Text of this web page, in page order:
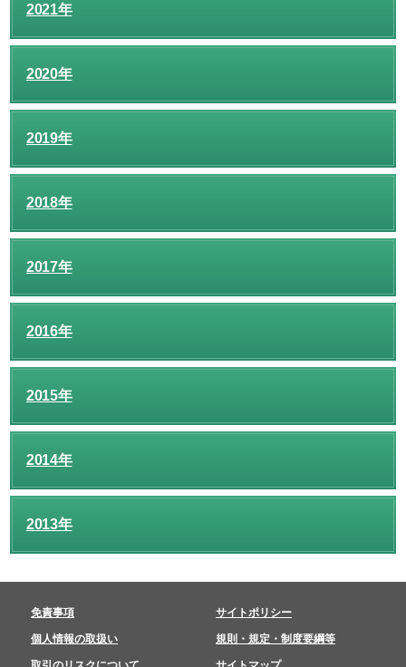
2021年
2020年
2019年
2018年
2017年
2016年
2015年
2014年
2013年
免責事項 サイトポリシー
個人情報の取扱い 規則・規定・制度要綱等